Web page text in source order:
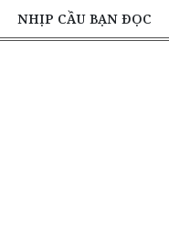
NHỊP CẦU BẠN ĐỌC